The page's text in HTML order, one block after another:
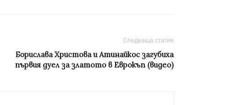
Следваща статия
Борислава Христова и Атинайкос загубиха
първия дуел за златото в Еврокъп (видео)